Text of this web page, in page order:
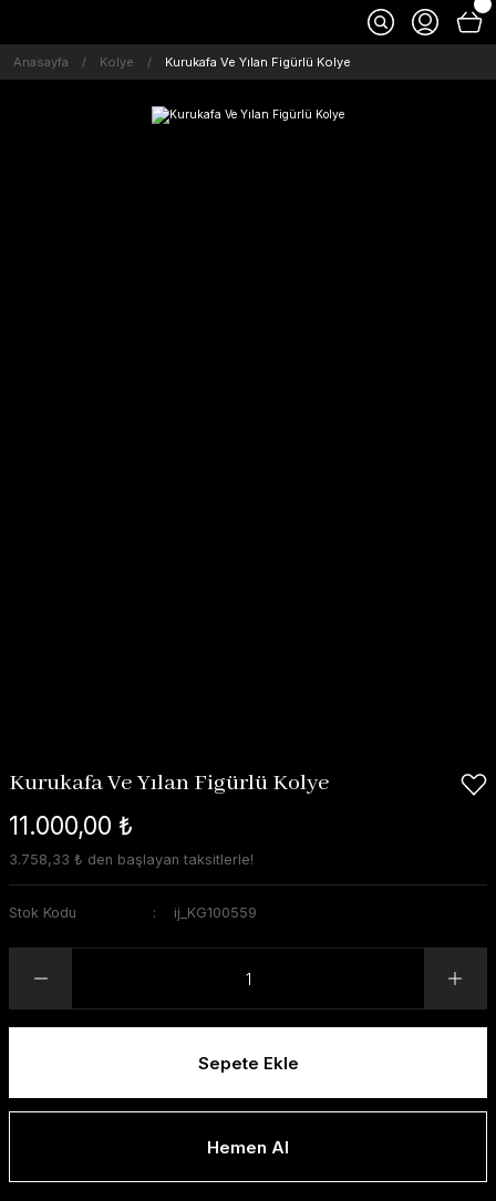
Anasayfa Kolye Kurukafa Ve Yılan Figürlü Kolye
Kurukafa Ve Yılan Figürlü Kolye
11.000,00 ₺
3.758,33 ₺ den başlayan taksitlerle!
Stok Kodu ij_KG100559
Sepete Ekle
Hemen Al